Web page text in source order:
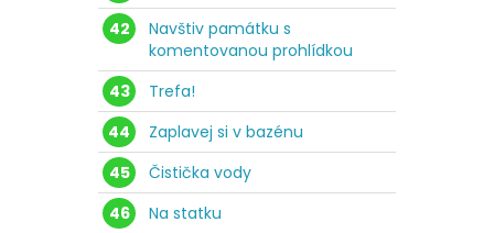
42
Navštiv památku s
komentovanou prohlídkou
43
Trefa!
44
Zaplavej si v bazénu
45
Čistička vody
46
Na statku